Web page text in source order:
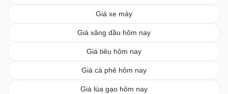
Giá xe máy
Giá xăng dầu hôm nay
Giá tiêu hôm nay
Giá cà phê hôm nay
Giá lúa gạo hôm nay